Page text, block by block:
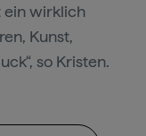
ein wirklich
Kunst,
so Kristen.